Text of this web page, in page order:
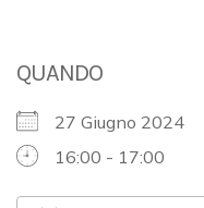
QUANDO
27 Giugno 2024
16:00 - 17:00